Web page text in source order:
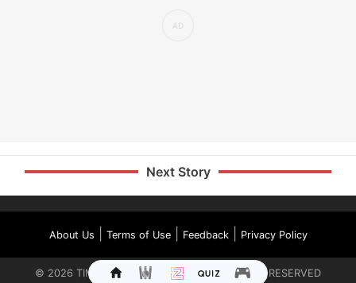
Next Story
About Us Terms of Use| Feedback| Privacy Policy
© 2026 TIMES INTERNET LIMITED. ALL RIGHTS RESERVED